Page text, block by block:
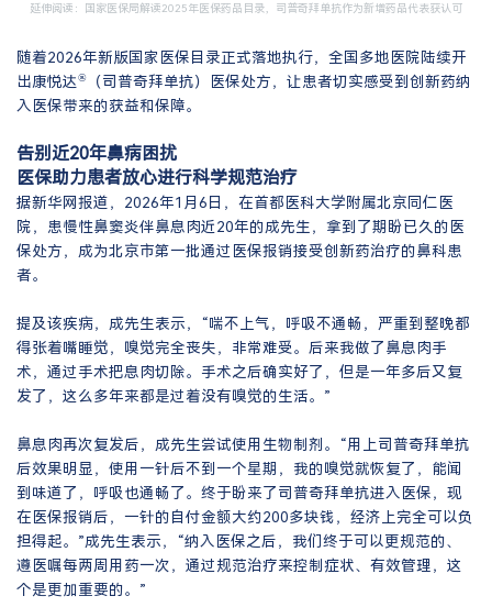
延伸阅读： 国家医保局解读2025年医保药品目录，司普奇拜单抗作为新增药品代表获认可
随着2026年新版国家医保目录正式落地执行，全国多地医院陆续开
出康悦达®
（司普奇拜单抗）医保处方，让患者切实感受到创新药纳
入医保带来的获益和保障。
告别近20年鼻病困扰
医保助力患者放心进行科学规范治疗
据新华网报道，2026年1月6日，在首都医科大学附属北京同仁医
院，患慢性鼻窦炎伴鼻息肉近20年的成先生，拿到了期盼已久的医
保处方，成为北京市第一批通过医保报销接受创新药治疗的鼻科患
者。
提及该疾病，成先生表示，“喘不上气，呼吸不通畅，严重到整晚都
得张着嘴睡觉，嗅觉完全丧失，非常难受。后来我做了鼻息肉手
术，通过手术把息肉切除。手术之后确实好了，但是一年多后又复
发了，这么多年来都是过着没有嗅觉的生活。”
鼻息肉再次复发后，成先生尝试使用生物制剂。“用上司普奇拜单抗
后效果明显，使用一针后不到一个星期，我的嗅觉就恢复了，能闻
到味道了，呼吸也通畅了。终于盼来了司普奇拜单抗进入医保，现
在医保报销后，一针的自付金额大约200多块钱，经济上完全可以负
担得起。”成先生表示，“纳入医保之后，我们终于可以更规范的、
遵医嘱每两周用药一次，通过规范治疗来控制症状、有效管理，这
个是更加重要的。”